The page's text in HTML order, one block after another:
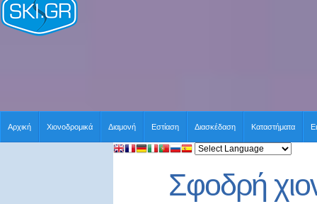
Αρχική Χιονοδρομικά Διαμονή Εστίαση Διασκέδαση Καταστήματα
Σφοδρή